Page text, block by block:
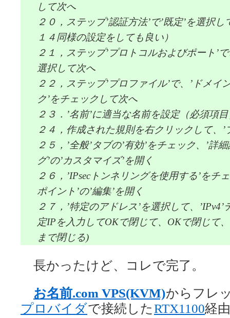
して次へ
２０，ステップ’認証方法’で’既定’を選択
１４同様の設定をしても良い）
２１，ステップ’プロトコルおよびポート’
選択して次へ
２２，ステップ’プロファイル’で、’ドメイ
ク’をチェックして次へ
２３．’名前’に適当な名前を設定（必須項
２４，作成された規則を右クリックして、’
２５，’全般’タブの’有効’をチェック、’詳
グ’の’カスタマイズ’を開く
２６，’IPsecトンネリングを使用する’をチ
ポイント’の’編集’を開く
２７，’特定のアドレス’を選択して、
定IPを入力してOKで閉じて、OKで閉じて
まで閉じる)
長かったけど、コレで完了。
お名前.com VPS(KVM)からフレ
プロバイダで接続したRTX1100経